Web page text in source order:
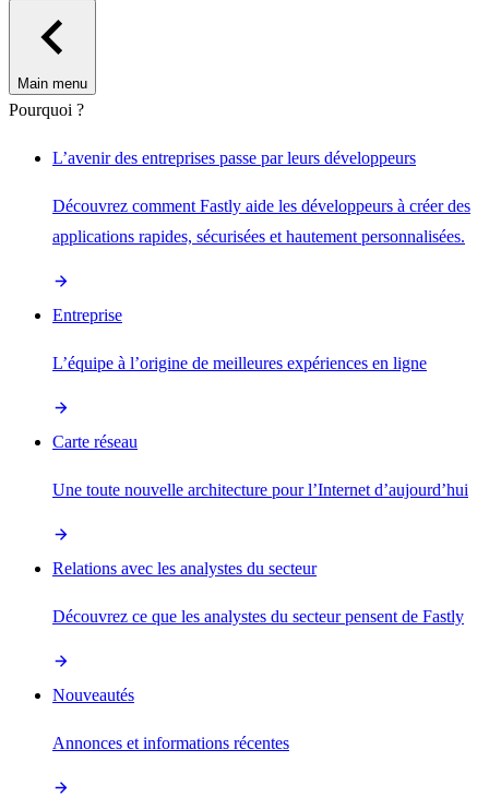
Main menu
Pourquoi ?
L’avenir des entreprises passe par leurs développeurs
Découvrez comment Fastly aide les développeurs à créer des
applications rapides, sécurisées et hautement personnalisées.
Entreprise
L’équipe à l’origine de meilleures expériences en ligne
Carte réseau
Une toute nouvelle architecture pour l’Internet d’aujourd’hui
Relations avec les analystes du secteur
Découvrez ce que les analystes du secteur pensent de Fastly
Nouveautés
Annonces et informations récentes